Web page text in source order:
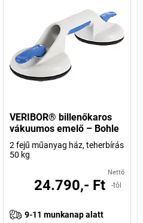
VERIBOR® billenőkaros
vákuumos emelő – Bohle
2 fejű műanyag ház, teherbírás
50 kg
Nettó
24.790,- Ft -tól
9-11 munkanap alatt